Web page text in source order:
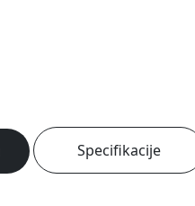
Specifikacije